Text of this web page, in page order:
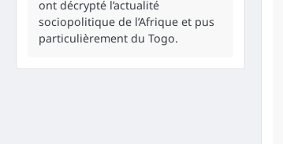
ont décrypté l’actualité
sociopolitique de l’Afrique et pus
particulièrement du Togo.